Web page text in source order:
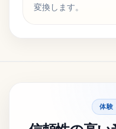
変換します。
体験